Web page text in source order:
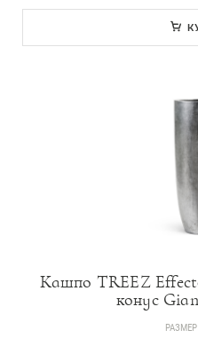
Кашпо TREEZ
конус